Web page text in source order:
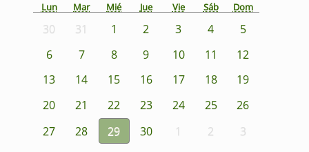
Lun Mar Mié Jue Vie Sáb Dom
30 31 1 2 3 4
5
6
7 8 9 10 11
12
13
14 15 16 17 18
19
20
21 22 23 24 25
26
27
28 29 30 1 2 3